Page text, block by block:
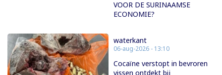
VOOR DE SURINAAMSE
ECONOMIE?
waterkant
06-aug-2026 - 13:10
Cocaïne verstopt in bevroren
vissen ontdekt bij